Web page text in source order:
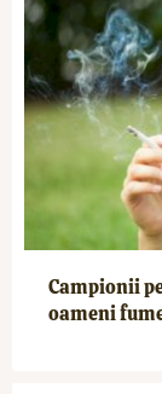
Campionii
oameni